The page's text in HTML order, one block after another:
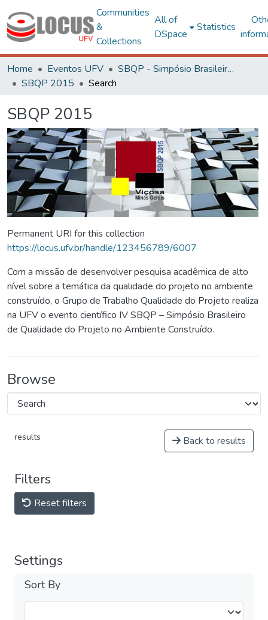
Communities
&
Collections
All of
DSpace
Statistics
Home Eventos UFV
SBQP - Simpósio Brasileiro de Qualidade do Projeto no Ambiente Construído
SBQP 2015
Search
SBQP 2015
Permanent URI for this collection
https://locus.ufv.br/handle/123456789/6007
Com a missão de desenvolver pesquisa acadêmica de alto
nível sobre a temática da qualidade do projeto no ambiente
construído, o Grupo de Trabalho Qualidade do Projeto realiza
na UFV o evento científico IV SBQP – Simpósio Brasileiro
de Qualidade do Projeto no Ambiente Construído.
Browse
results Back to results
Filters
Reset filters
Settings
Sort By